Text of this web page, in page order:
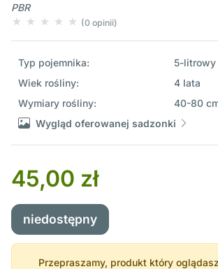
PBR
(0 opinii)
Typ pojemnika:
5-litrowy
Wiek rośliny:
4 lata
Wymiary rośliny:
40-80
Wygląd oferowanej sadzonki
45,00 zł
niedostępny
Przepraszamy, produkt który